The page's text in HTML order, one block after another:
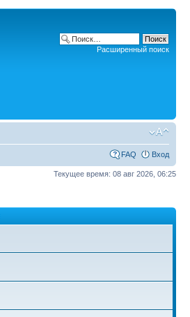
Расширенный поиск
FAQ Вход
Текущее время: 08 авг 2026, 06:25